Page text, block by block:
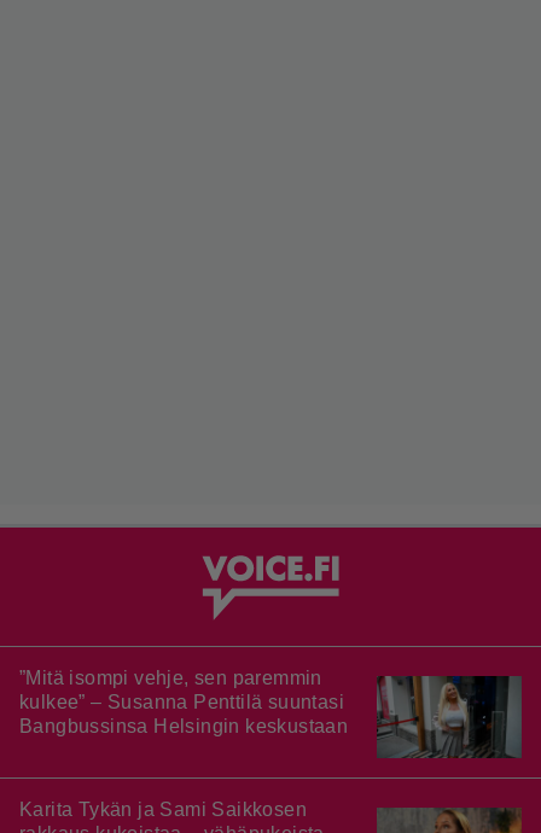
”Mitä isompi vehje, sen paremmin
kulkee” – Susanna Penttilä suuntasi
Bangbussinsa Helsingin keskustaan
Karita Tykän ja Sami Saikkosen